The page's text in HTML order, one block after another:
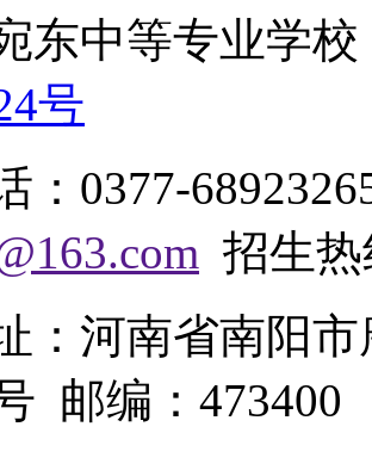
东中等专业学
号
：0377-
招生热
：河南省南阳
邮编：473400